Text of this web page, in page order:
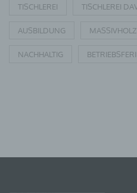
TISCHLEREI TISCHLEREI
AUSBILDUNG MASSIVHOLZ
NACHHALTIGEmpfänger ist eine
Einrichtung oder